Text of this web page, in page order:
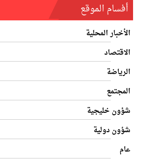
أفسام الموقع
الأخبار المحلية
الاقتصاد
الرياضة
المجتمع
شؤون خليجية
شؤون دولية
عام